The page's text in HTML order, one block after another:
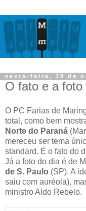
sexta-feira, 28 de
O fato e a foto
O PC Farias de
total, como bem
Norte do Paraná
mereceu ser tema
standard. É o fato do
Já a foto do dia é de
de S. Paulo (SP). A
saiu com auréola),
ministro Aldo Rebelo.